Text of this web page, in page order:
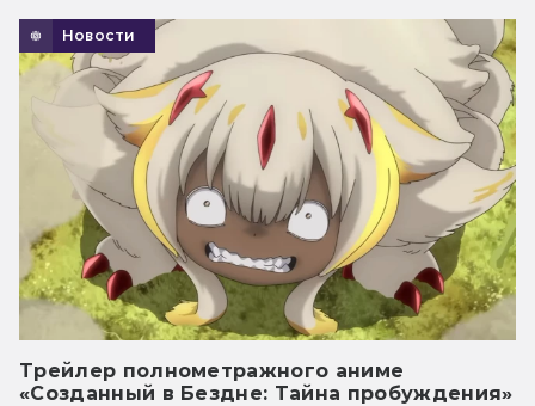
Новости
Трейлер полнометражного аниме
«Созданный в Бездне: Тайна пробуждения»